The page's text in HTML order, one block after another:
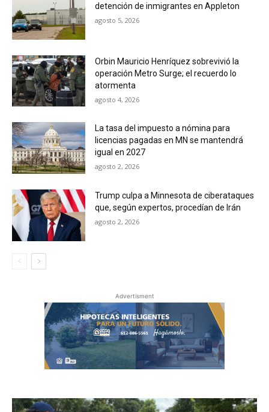
detención de inmigrantes en Appleton
agosto 5, 2026
Orbin Mauricio Henríquez sobrevivió la
operación Metro Surge; el recuerdo lo
atormenta
agosto 4, 2026
La tasa del impuesto a nómina para
licencias pagadas en MN se mantendrá
igual en 2027
agosto 2, 2026
Trump culpa a Minnesota de ciberataques
que, según expertos, procedían de Irán
agosto 2, 2026
Advertisment